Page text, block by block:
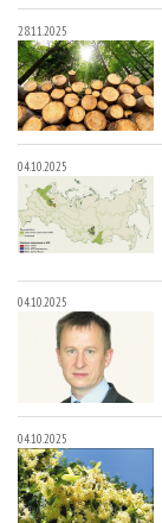
28.11.2025
04.10.2025
04.10.2025
04.10.2025